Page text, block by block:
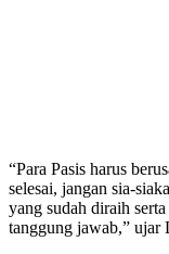
“Para Pasis harus
selesai, jangan sia-
yang sudah diraih
tanggung jawab,” ujar